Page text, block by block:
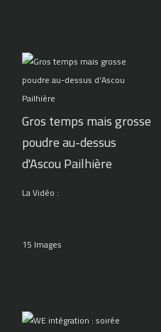
Gros temps mais grosse
poudre au-dessus
d'Ascou Pailhière
La Vidéo :
15 Images